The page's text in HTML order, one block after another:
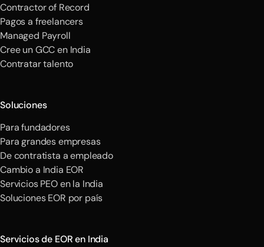
Contractor of Record
Pagos a freelancers
Managed Payroll
Cree un GCC en India
Contratar talento
Soluciones
Para fundadores
Para grandes empresas
De contratista a empleado
Cambio a India EOR
Servicios PEO en la India
Soluciones EOR por país
Servicios de EOR en India